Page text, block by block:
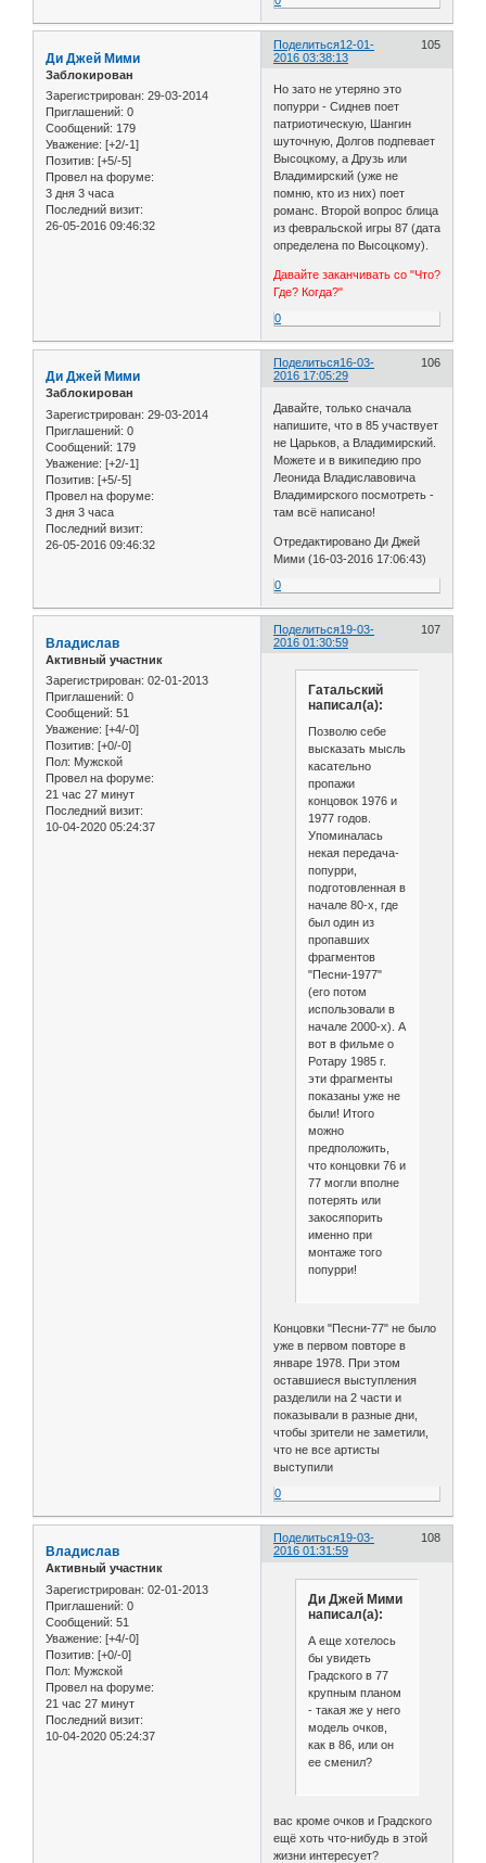
Поделиться 105
12-01-
2016 03:38:13
Ди Джей Мими
Заблокирован
Зарегистрирован: 29-03-2014
Приглашений: 0
Сообщений: 179
Уважение: [+2/-1]
Позитив: [+5/-5]
Провел на форуме:
3 дня 3 часа
Последний визит:
26-05-2016 09:46:32
Но зато не утеряно это
попурри - Сиднев поет
патриотическую, Шангин
шуточную, Долгов подпевает
Высоцкому, а Друзь или
Владимирский (уже не
помню, кто из них) поет
романс. Второй вопрос блица
из февральской игры 87 (дата
определена по Высоцкому).
Давайте заканчивать со "Что?
Где? Когда?"
0
Поделиться 106
16-03-
2016 17:05:29
Ди Джей Мими
Заблокирован
Зарегистрирован: 29-03-2014
Приглашений: 0
Сообщений: 179
Уважение: [+2/-1]
Позитив: [+5/-5]
Провел на форуме:
3 дня 3 часа
Последний визит:
26-05-2016 09:46:32
Давайте, только сначала
напишите, что в 85 участвует
не Царьков, а Владимирский.
Можете и в википедию про
Леонида Владиславовича
Владимирского посмотреть -
там всё написано!
Отредактировано Ди Джей
Мими (16-03-2016 17:06:43)
0
Поделиться 107
19-03-
2016 01:30:59
Владислав
Активный участник
Зарегистрирован: 02-01-2013
Приглашений: 0
Сообщений: 51
Уважение: [+4/-0]
Позитив: [+0/-0]
Пол: Мужской
Провел на форуме:
21 час 27 минут
Последний визит:
10-04-2020 05:24:37
Гатальский
написал(а):
Позволю себе
высказать мысль
касательно
пропажи
концовок 1976 и
1977 годов.
Упоминалась
некая передача-
попурри,
подготовленная в
начале 80-х, где
был один из
пропавших
фрагментов
"Песни-1977"
(его потом
использовали в
начале 2000-х). А
вот в фильме о
Ротару 1985 г.
эти фрагменты
показаны уже не
были! Итого
можно
предположить,
что концовки 76 и
77 могли вполне
потерять или
закосяпорить
именно при
монтаже того
попурри!
Концовки "Песни-77" не было
уже в первом повторе в
январе 1978. При этом
оставшиеся выступления
разделили на 2 части и
показывали в разные дни,
чтобы зрители не заметили,
что не все артисты
выступили
0
Поделиться 108
19-03-
2016 01:31:59
Владислав
Активный участник
Зарегистрирован: 02-01-2013
Приглашений: 0
Сообщений: 51
Уважение: [+4/-0]
Позитив: [+0/-0]
Пол: Мужской
Провел на форуме:
21 час 27 минут
Последний визит:
10-04-2020 05:24:37
Ди Джей Мими
написал(а):
А еще хотелось
бы увидеть
Градского в 77
крупным планом
- такая же у него
модель очков,
как в 86, или он
ее сменил?
вас кроме очков и Градского
ещё хоть что-нибудь в этой
жизни интересует?